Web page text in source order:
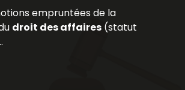
empruntées de la
droit des affaires (statut